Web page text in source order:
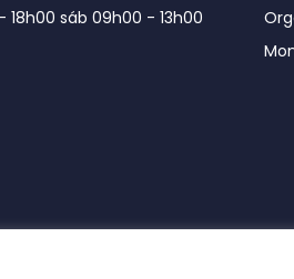
18h00 sáb 09h00 - 13h00